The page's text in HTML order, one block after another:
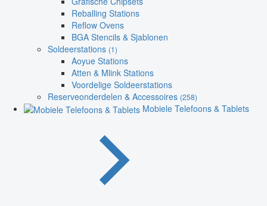
Reballing Stations
Reflow Ovens
BGA Stencils & Sjablonen
Soldeerstations (1)
Aoyue Stations
Atten & Mlink Stations
Voordelige Soldeerstations
Reserveonderdelen & Accessoires (258)
Mobiele Telefoons & Tablets